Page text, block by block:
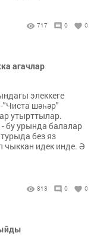
717 0 0
агачлар
элеккеге
шәһәр"
утырттылар.
- бу урында балалар
без яз
чыккан идек инде. Ә
813 0 0